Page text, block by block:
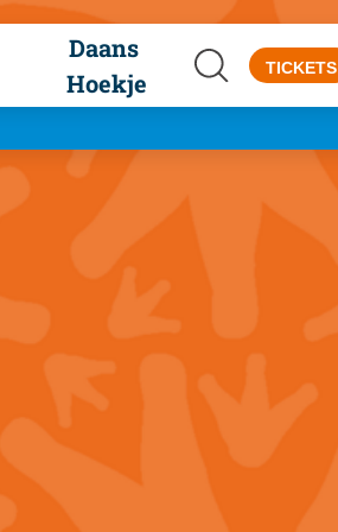
Daans
Hoekje
TICKETS